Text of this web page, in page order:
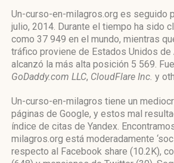
Un-curso-en-milagros.org es seguido
julio, 2014. Durante el tiempo ha sido
como 37 949 en el mundo, mientras
tráfico proviene de Estados Unidos de
alcanzó la más alta posición 5 569.
GoDaddy.com LLC, CloudFlare Inc. y
Un-curso-en-milagros tiene un
páginas de Google, y estos mal
índice de citas de Yandex.
milagros.org está moderadamente
respecto al Facebook share (10.2K),